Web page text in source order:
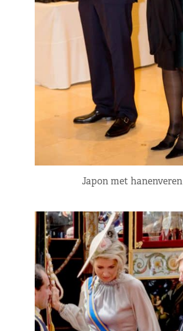
Japon met hanenveren